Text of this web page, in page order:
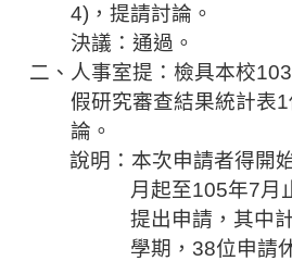
錄
4) ，提請討論。
決議：通過。
二、 人事室提：檢具本校103
假研究審查結果統計表1
論。
說明： 本次申請者得開
月起至105年7月
提出申請，其中
學期， 38位申請